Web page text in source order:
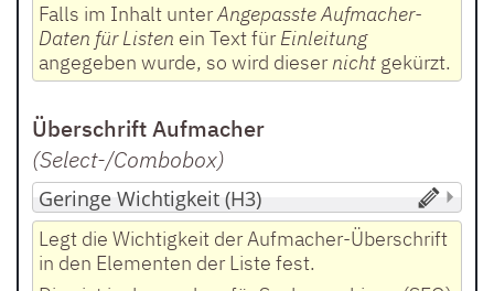
Falls im Inhalt unterAngepasste Aufmacher-
Daten für Listen ein Text fürEinleitung
angegeben wurde, so wird diesernicht gekürzt.
Überschrift Aufmacher
(Select-/Combobox)
Legt die Wichtigkeit der Aufmacher-Überschrift
in den Elementen der Liste fest.